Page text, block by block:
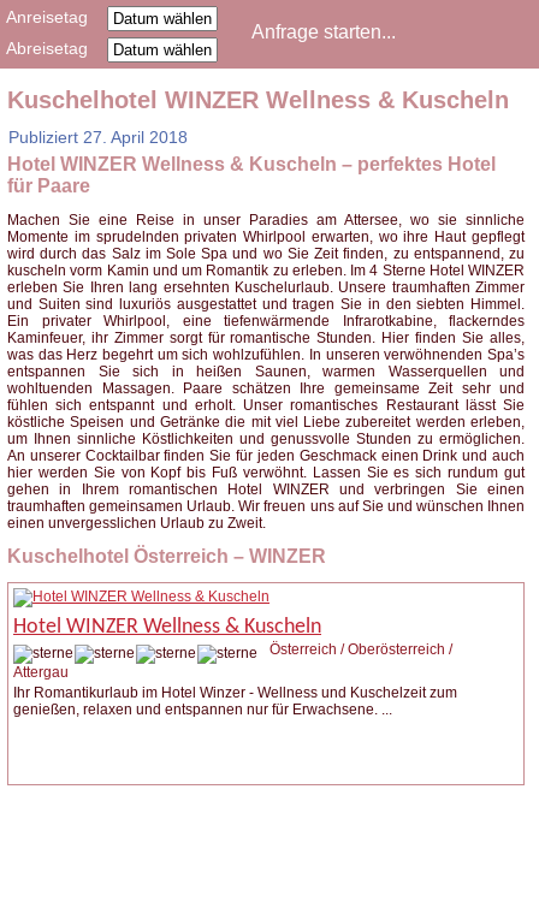
Anreisetag
Abreisetag
Kuschelhotel WINZER Wellness & Kuscheln
Publiziert 27. April 2018
Hotel WINZER Wellness & Kuscheln – perfektes Hotel
für Paare
Machen Sie eine Reise in unser Paradies am Attersee, wo sie sinnliche
Momente im sprudelnden privaten Whirlpool erwarten, wo ihre Haut gepflegt
wird durch das Salz im Sole Spa und wo Sie Zeit finden, zu entspannend, zu
kuscheln vorm Kamin und um Romantik zu erleben. Im 4 Sterne Hotel WINZER
erleben Sie Ihren lang ersehnten Kuschelurlaub. Unsere traumhaften Zimmer
und Suiten sind luxuriös ausgestattet und tragen Sie in den siebten Himmel.
Ein privater Whirlpool, eine tiefenwärmende Infrarotkabine, flackerndes
Kaminfeuer, ihr Zimmer sorgt für romantische Stunden. Hier finden Sie alles,
was das Herz begehrt um sich wohlzufühlen. In unseren verwöhnenden Spa’s
entspannen Sie sich in heißen Saunen, warmen Wasserquellen und
wohltuenden Massagen. Paare schätzen Ihre gemeinsame Zeit sehr und
fühlen sich entspannt und erholt. Unser romantisches Restaurant lässt Sie
köstliche Speisen und Getränke die mit viel Liebe zubereitet werden erleben,
um Ihnen sinnliche Köstlichkeiten und genussvolle Stunden zu ermöglichen.
An unserer Cocktailbar finden Sie für jeden Geschmack einen Drink und auch
hier werden Sie von Kopf bis Fuß verwöhnt. Lassen Sie es sich rundum gut
gehen in Ihrem romantischen Hotel WINZER und verbringen Sie einen
traumhaften gemeinsamen Urlaub. Wir freuen uns auf Sie und wünschen Ihnen
einen unvergesslichen Urlaub zu Zweit.
Kuschelhotel Österreich – WINZER
Hotel WINZER Wellness & Kuscheln
Österreich / Oberösterreich /
Attergau
Ihr Romantikurlaub im Hotel Winzer - Wellness und Kuschelzeit zum
genießen, relaxen und entspannen nur für Erwachsene. ...